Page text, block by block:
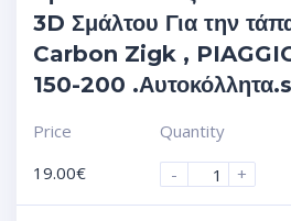
3D Σμάλτου Για την
Carbon Zigk ,
150-200
Price
19.00€
Quantity
-
+